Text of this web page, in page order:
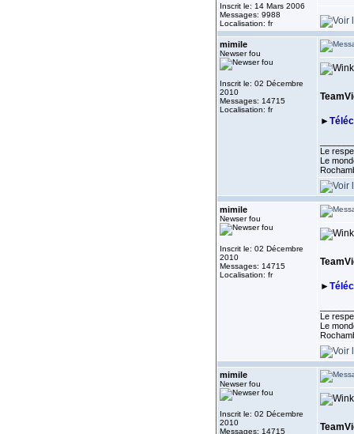
Inscrit le: 14 Mars 2006
Messages: 9988
Localisation: fr
mimile
Newser fou
Inscrit le: 02 Décembre
2010
Messages: 14715
Localisation: fr
►
Le
Le
mimile
Newser fou
Inscrit le: 02 Décembre
2010
Messages: 14715
Localisation: fr
►
Le
Le
mimile
Newser fou
Inscrit le: 02 Décembre
2010
Messages: 14715